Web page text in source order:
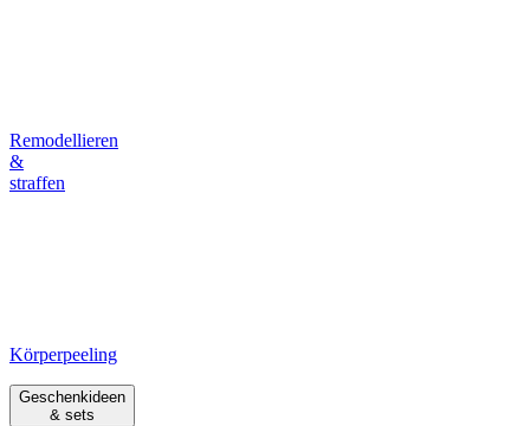
Remodellieren
&
straffen
Körperpeeling
Geschenkideen
& sets